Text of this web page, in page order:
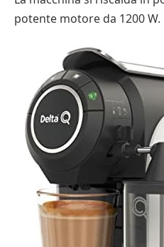
potente motore da 1200 W.